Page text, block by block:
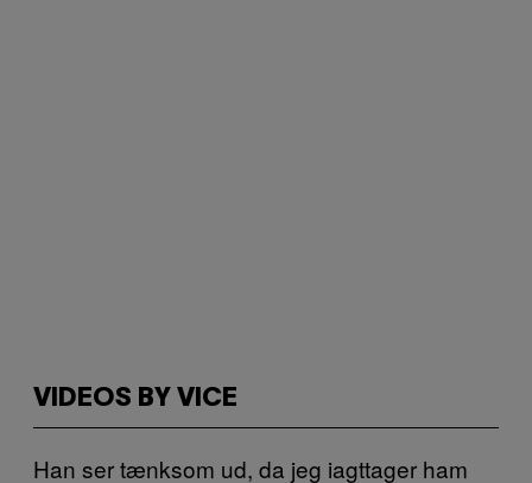
VIDEOS BY VICE
Han ser tænksom ud, da jeg iagttager ham